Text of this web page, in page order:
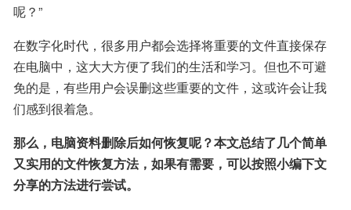
呢？”
在数字化时代，很多用户都会选择将重要的文件直接保存
在电脑中，这大大方便了我们的生活和学习。但也不可避
免的是，有些用户会误删这些重要的文件，这或许会让我
们感到很着急。
那么，电脑资料删除后如何恢复呢？本文总结了几个简单
又实用的文件恢复方法，如果有需要，可以按照小编下文
分享的方法进行尝试。